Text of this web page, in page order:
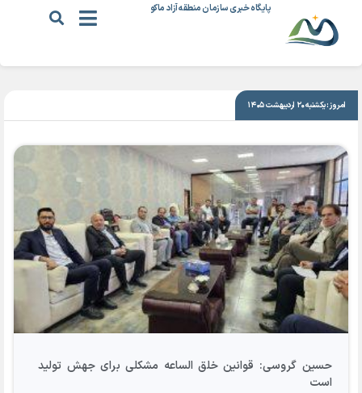
پایگاه خبری سازمان منطقه آزاد ماکو
|۳۰ فروردین ۱۴۰۳
امروز: یکشنبه ۲۰ اردیبهشت ۱۴۰۵
حسین گروسی: قوانین خلق الساعه مشکلی برای جهش تولید
است